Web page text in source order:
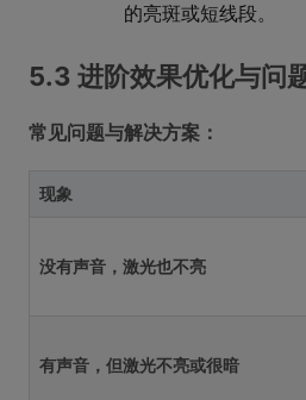
的亮斑或短线段。
5.3 进阶效果优化与问
常见问题与解决方案：
现象
没有声音，激光也不亮
有声音，但激光不亮或很暗